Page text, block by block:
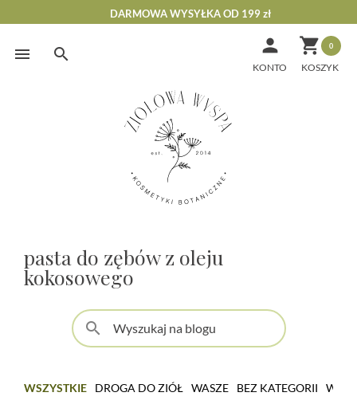
Skip
DARMOWA WYSYŁKA OD 199 zł
 0

KONTO
pasta do zębów z oleju
kokosowego
search
WSZYSTKIE DROGA DO ZIÓŁ WASZE BEZ KATEGORII